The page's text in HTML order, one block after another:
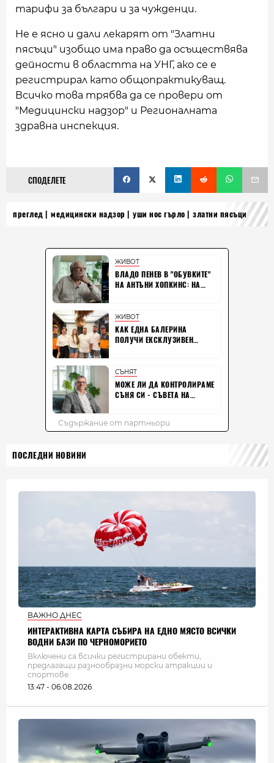
тарифи за българи и за чужденци.
Не е ясно и дали лекарят от "Златни
пясъци" изобщо има право да осъществява
дейности в областта на УНГ, ако се е
регистрирал като общопрактикуващ.
Всичко това трябва да се провери от
"Медицински надзор" и Регионалната
здравна инспекция.
СПОДЕЛЕТЕ
преглед медицински надзор уши нос гърло златни пясъци
ПОСЛЕДНИ НОВИНИ
ВАЖНО ДНЕС
ИНТЕРАКТИВНА КАРТА СЪБИРА НА ЕДНО МЯСТО ВСИЧКИ
ВОДНИ БАЗИ ПО ЧЕРНОМОРИЕТО
Включени са всички регистрирани обекти,
предлагащи разнообразни морски атракции и
спортове
13:47 - 06.08.2026